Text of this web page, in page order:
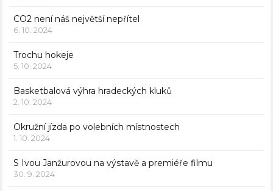
CO2 není náš největší nepřítel
6. 10. 2024
Trochu hokeje
5. 10. 2024
Basketbalová výhra hradeckých kluků
2. 10. 2024
Okružní jízda po volebních místnostech
1. 10. 2024
S Ivou Janžurovou na výstavě a premiéře filmu
30. 9. 2024